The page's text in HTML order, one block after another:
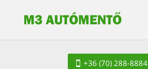
+36 (70) 288-8884